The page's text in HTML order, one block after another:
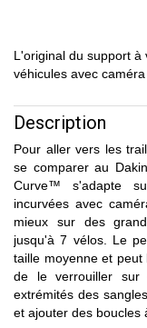
L'original du support
véhicules avec caméra
Description
Pour aller vers les
se comparer au
Curve™ s'adapte
incurvées avec
mieux sur des
jusqu'à 7 vélos. Le
taille moyenne et
de le verrouiller sur
extrémités des
et ajouter des boucles